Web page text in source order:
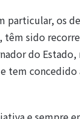
particular, os
têm sido
do Estado,
tem concedido